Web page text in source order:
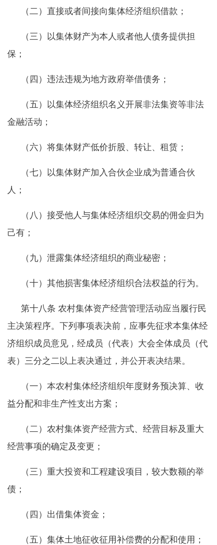
（二）直接或者间接向集体经济组织借款；
（三）以集体财产为本人或者他人债务提供担
保；
（四）违法违规为地方政府举借债务；
（五）以集体经济组织名义开展非法集资等非法
金融活动；
（六）将集体财产低价折股、转让、租赁；
（七）以集体财产加入合伙企业成为普通合伙
人；
（八）接受他人与集体经济组织交易的佣金归为
己有；
（九）泄露集体经济组织的商业秘密；
（十）其他损害集体经济组织合法权益的行为。
第十八条 农村集体资产经营管理活动应当履行民
主决策程序。下列事项表决前，应事先征求本集体经
济组织成员意见，经成员（代表）大会全体成员（代
表）三分之二以上表决通过，并公开表决结果。
（一）本农村集体经济组织年度财务预决算、收
益分配和非生产性支出方案；
（二）农村集体资产经营方式、经营目标及重大
经营事项的确定及变更；
（三）重大投资和工程建设项目，较大数额的举
债；
（四）出借集体资金；
（五）集体土地征收征用补偿费的分配和使用；